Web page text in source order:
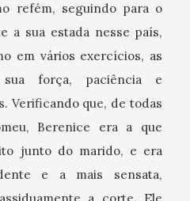
refém, seguindo para o
a sua estada nesse país,
em vários exercícios, as
força, paciência e
Verificando que, de todas
Berenice era a que
junto do marido, e era
e a mais sensata,